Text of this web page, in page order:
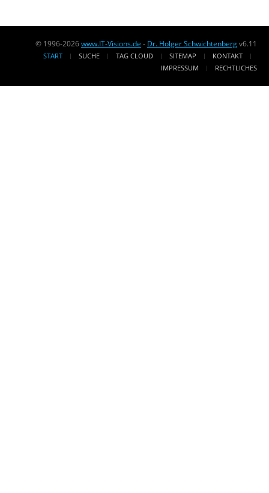
© 1996-2026www.IT-Visions.de - Dr. Holger Schwichtenbergv6.11
START SUCHE TAG CLOUD SITEMAP
KONTAKT
IMPRESSUM
RECHTLICHES